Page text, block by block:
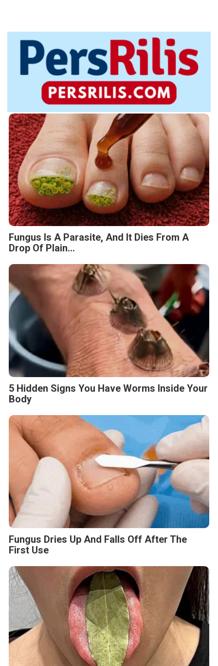
Fungus Is A Parasite, And It Dies From A
Drop Of Plain...
5 Hidden Signs You Have Worms Inside Your
Body
Fungus Dries Up And Falls Off After The
First Use